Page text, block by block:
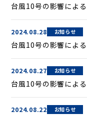
台風10号の影響によ
2024.08.28 お知らせ
台風10号の影響によ
2024.08.27 お知らせ
台風10号の影響によ
2024.08.22 お知らせ